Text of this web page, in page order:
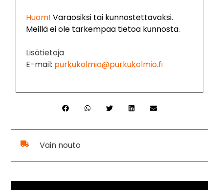
Huom!Varaosiksi tai kunnostettavaksi.
Meillä ei ole tarkempaa tietoa kunnosta.
Lisätietoja
E-mail: purkukolmio@purkukolmio.fi
Vain nouto